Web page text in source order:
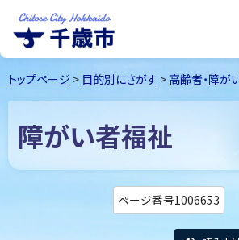
千歳市Chitose
City Hokkaido
トップページ > 目的別にさがす > 高齢者・障が
障がい者福祉
ページ番号1006653